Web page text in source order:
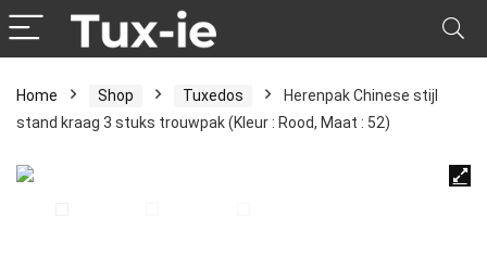
Home Shop Tuxedos
Herenpak Chinese stijl
stand kraag 3 stuks trouwpak (Kleur : Rood, Maat : 52)